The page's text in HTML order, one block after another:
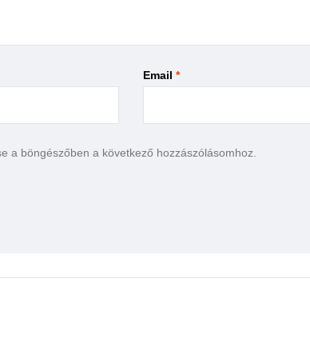
Email *
a böngészőben a következő hozzászólásomhoz.